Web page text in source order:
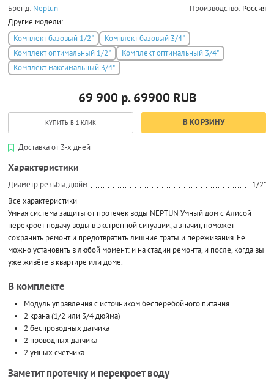
Бренд: Neptun Производство: Россия
Другие модели:
Комплект базовый 1/2"
Комплект базовый 3/4"
Комплект оптимальный 1/2"
Комплект оптимальный 3/4"
Комплект максимальный 3/4"
69 900 р. 69900 RUB
КУПИТЬ В 1 КЛИК В КОРЗИНУ
Доставка от 3-х дней
Характеристики
Диаметр резьбы, дюйм
1/2"
Все характеристики
Умная система защиты от протечек воды NEPTUN Умный дом с Алисой
перекроет подачу воды в экстренной ситуации, а значит, поможет
сохранить ремонт и предотвратить лишние траты и переживания. Её
можно установить в любой момент: и на стадии ремонта, и после, когда вы
уже живёте в квартире или доме.
В комплекте
Модуль управления с источником бесперебойного питания
2 крана (1/2 или 3/4 дюйма)
2 беспроводных датчика
2 проводных датчика
2 умных счетчика
Заметит протечку и перекроет воду